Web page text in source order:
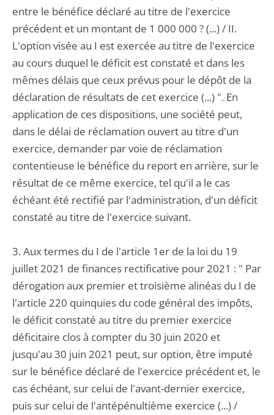
entre le bénéfice déclaré au titre de l'exercice
précédent et un montant de 1 000 000 ? (...) / II.
L'option visée au I est exercée au titre de l'exercice
au cours duquel le déficit est constaté et dans les
mêmes délais que ceux prévus pour le dépôt de la
déclaration de résultats de cet exercice (...) ". En
application de ces dispositions, une société peut,
dans le délai de réclamation ouvert au titre d'un
exercice, demander par voie de réclamation
contentieuse le bénéfice du report en arrière, sur le
résultat de ce même exercice, tel qu'il a le cas
échéant été rectifié par l'administration, d'un déficit
constaté au titre de l'exercice suivant.
3. Aux termes du I de l'article 1er de la loi du 19
juillet 2021 de finances rectificative pour 2021 : " Par
dérogation aux premier et troisième alinéas du I de
l'article 220 quinquies du code général des impôts,
le déficit constaté au titre du premier exercice
déficitaire clos à compter du 30 juin 2020 et
jusqu'au 30 juin 2021 peut, sur option, être imputé
sur le bénéfice déclaré de l'exercice précédent et, le
cas échéant, sur celui de l'avant-dernier exercice,
puis sur celui de l'antépénultième exercice (...) /